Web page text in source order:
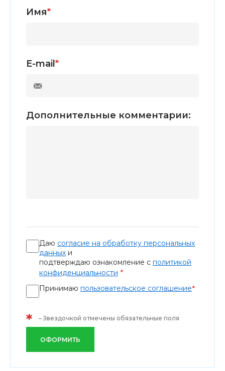
Имя*
E-mail *
Дополнительные комментарии:
Даю согласие на обработку персональных
данных и
подтверждаю ознакомление с политикой
конфиденциальности *
Принимаю пользовательское соглашение*
* – Звездочкой отмечены обязательные поля
ОФОРМИТЬ